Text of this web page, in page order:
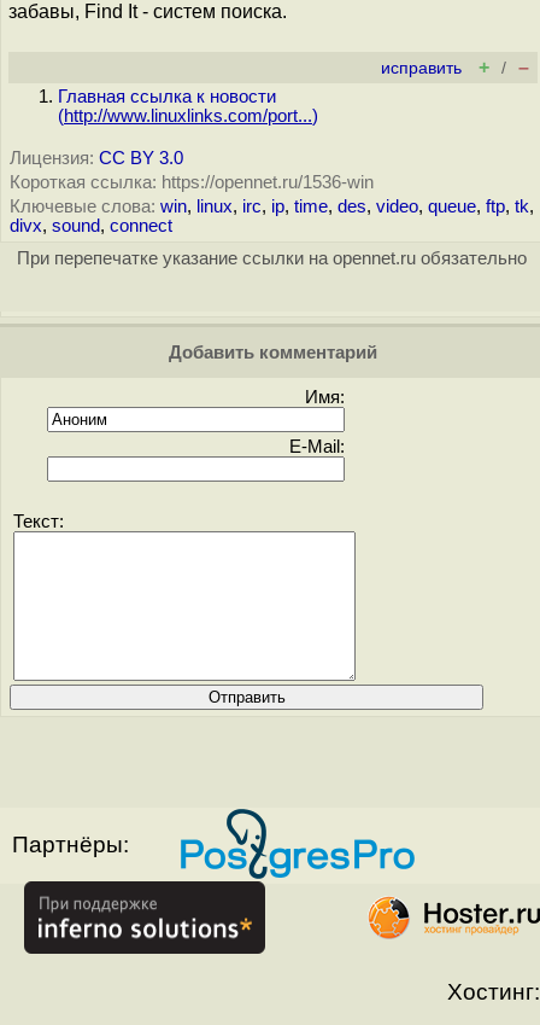
забавы, Find It - систем поиска.
исправить + / –
Главная ссылка к новости
(http://www.linuxlinks.com/port...)
Лицензия: CC BY 3.0
Короткая ссылка: https://opennet.ru/1536-win
Ключевые слова: win, linux, irc, ip, time, des, video, queue, ftp, tk,
divx, sound, connect
При перепечатке указание ссылки на opennet.ru обязательно
Добавить комментарий
Имя:
E-Mail:
Текст:
Партнёры:
Хостинг: